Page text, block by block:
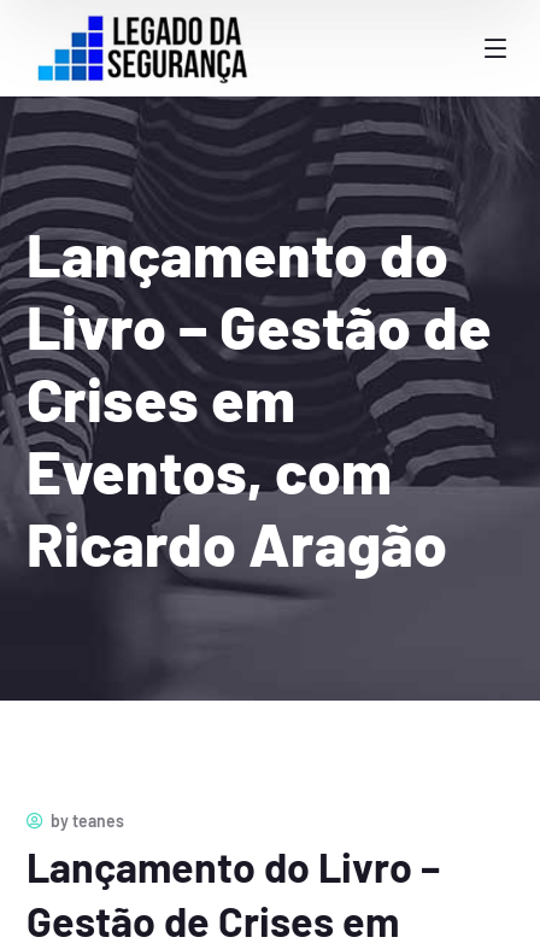
Lançamento do
Livro – Gestão de
Crises em
Eventos, com
Ricardo Aragão
byteanes
Lançamento do Livro –
Gestão de Crises em